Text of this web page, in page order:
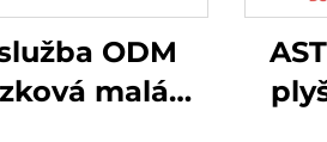
ODM
malá